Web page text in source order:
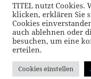
©
TITEL nutzt Cookies.
klicken, erklären Sie
Cookies
auch ablehnen oder
besuchen, um eine
erteilen.
Cookies einstellen